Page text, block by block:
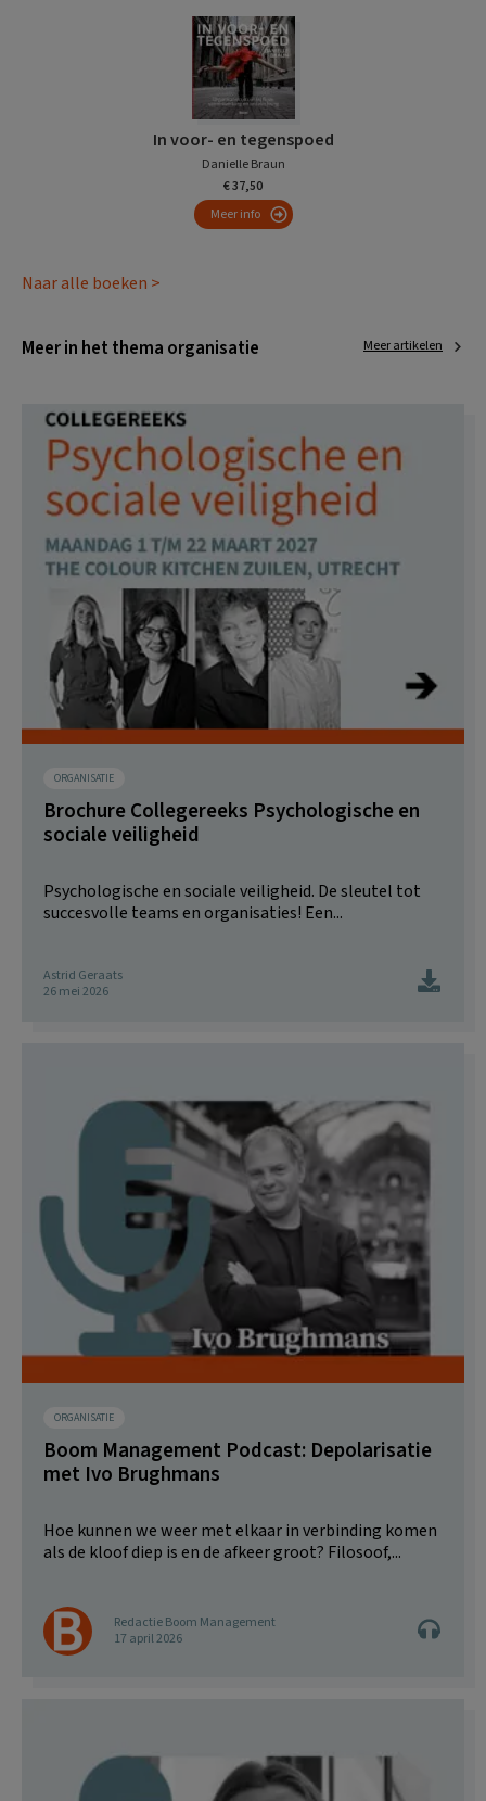
In voor- en tegenspoed
Danielle Braun
€ 37,50
Meer info
Naar alle boeken >
Meer in het thema organisatie Meer artikelen
ORGANISATIE
Brochure Collegereeks Psychologische en
sociale veiligheid
Psychologische en sociale veiligheid. De sleutel tot
succesvolle teams en organisaties! Een...
Astrid Geraats
26 mei 2026
ORGANISATIE
Boom Management Podcast: Depolarisatie
met Ivo Brughmans
Hoe kunnen we weer met elkaar in verbinding komen
als de kloof diep is en de afkeer groot? Filosoof,...
Redactie Boom Management
17 april 2026